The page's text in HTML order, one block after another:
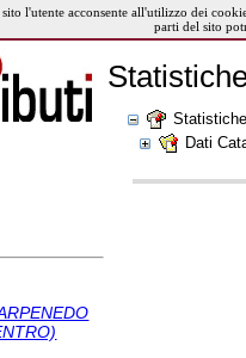
Dati
l'utente acconsente all'utilizzo dei
parti del sito